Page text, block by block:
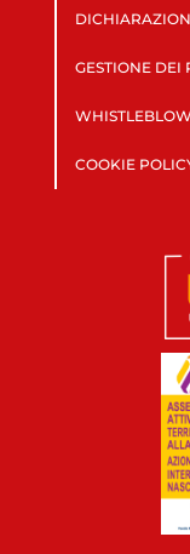
GESTIONE DEI
COOKIE